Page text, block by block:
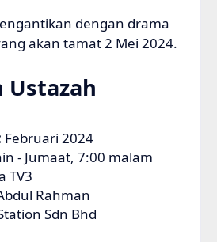
dengan drama
akan tamat 2 Mei 2024.
Ustazah
Februari 2024
- Jumaat, 7:00 malam
TV3
Rahman
Sdn Bhd